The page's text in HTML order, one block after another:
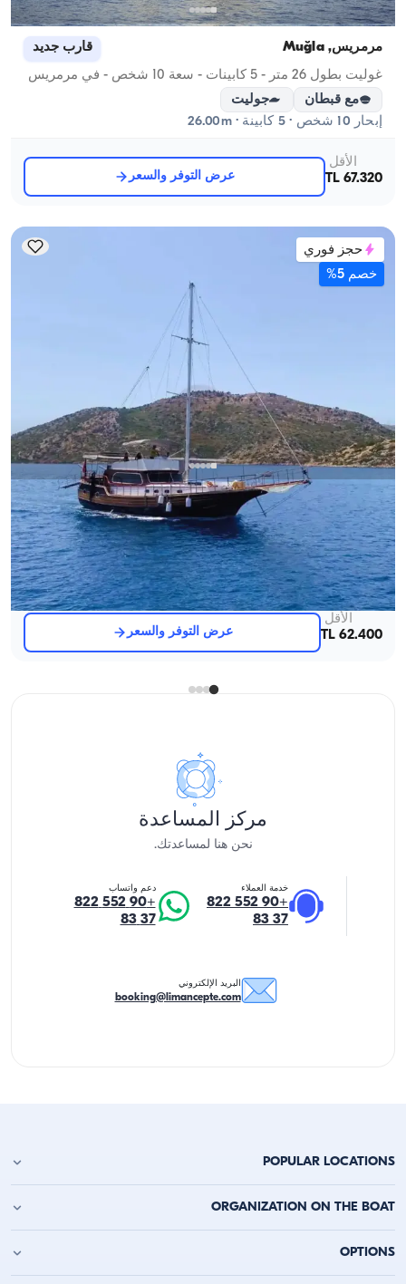
مرمريس, Muğla قارب جديد
غوليت بطول 26 متر - 5 كابينات - سعة 10 شخص - في مرمريس
مع قبطان
جوليت
إبحار 10 شخص · 5 كابينة · 26.00m
الأقل
67.320 TL
عرض التوفر والسعر
حجز فوري
خصم 5%
مرمريس, Muğla قارب جديد
غوليت بطول 20 متر - 4 كابينات - سعة 8 شخص - في مرمريس
مع قبطان
جوليت
إبحار 8 شخص · 4 كابينة · 20.00m
الأقل
62.400 TL
عرض التوفر والسعر
مركز المساعدة
نحن هنا لمساعدتك.
خدمة العملاء
+90 552 822
37 83
دعم واتساب
+90 552 822
37 83
البريد الإلكتروني
booking@limancepte.com
POPULAR LOCATIONS
استئجار يخت في أنطاليا
استئجار يخت في قاش
استئجار يخت في قالقان
ORGANIZATION ON THE BOAT
حفلة عيد الميلاد على اليخت
OPTIONS